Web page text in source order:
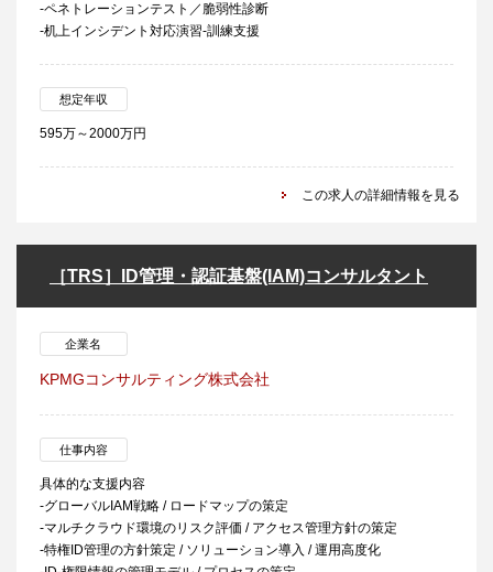
-ペネトレーションテスト／脆弱性診断
-机上インシデント対応演習-訓練支援
想定年収
595万～2000万円
この求人の詳細情報を見る
［TRS］ID管理・認証基盤(IAM)コンサルタント
企業名
KPMGコンサルティング株式会社
仕事内容
具体的な支援内容
-グローバルIAM戦略 / ロードマップの策定
-マルチクラウド環境のリスク評価 / アクセス管理方針の策定
-特権ID管理の方針策定 / ソリューション導入 / 運用高度化